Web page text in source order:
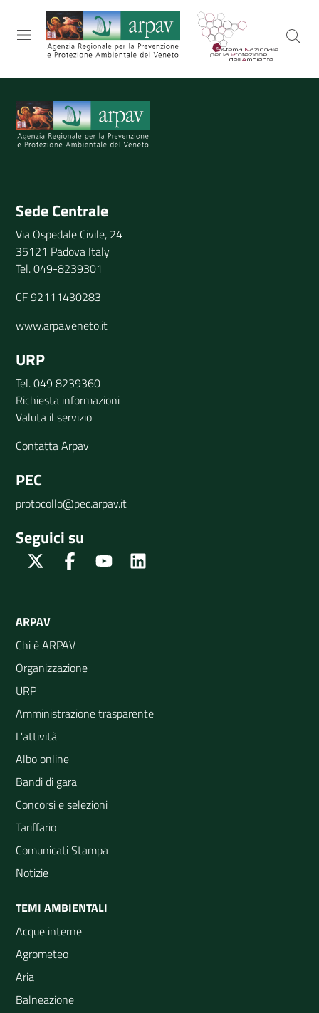
Salta al contenuto
Salta alla navigazione
Salta al footer
ARPAV
TERRITORIO
SERVIZI
AMBIENTALI
Seguici
Sede Centrale
Via Ospedale Civile, 24
35121 Padova Italy
Tel. 049-8239301
CF 92111430283
www.arpa.veneto.it
URP
Tel. 049 8239360
Richiesta informazioni
Valuta il servizio
Contatta Arpav
PEC
protocollo@pec.arpav.it
Seguici su
Twitter FacebookYoutube
ARPAV
Chi è ARPAV
Organizzazione
URP
Amministrazione trasparente
L'attività
Albo online
Bandi di gara
Concorsi e selezioni
Tariffario
Comunicati Stampa
Notizie
TEMI AMBIENTALI
Acque interne
Agrometeo
Aria
Balneazione